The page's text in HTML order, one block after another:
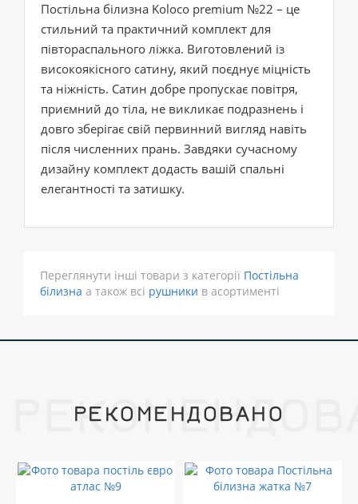
Постільна білизна Koloco premium №22 – це
стильний та практичний комплект для
півтораспального ліжка. Виготовлений із
високоякісного сатину, який поєднує міцність
та ніжність. Сатин добре пропускає повітря,
приємний до тіла, не викликає подразнень і
довго зберігає свій первинний вигляд навіть
після численних прань. Завдяки сучасному
дизайну комплект додасть вашій спальні
елегантності та затишку.
Переглянути інші товари з категорії Постільна
білизна а також всі рушники в асортименті
РЕКОМЕНДОВАНО